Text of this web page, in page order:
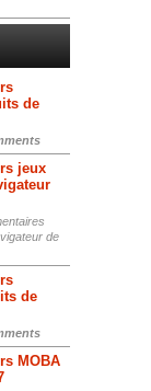
de
jeux
de
de
MOBA